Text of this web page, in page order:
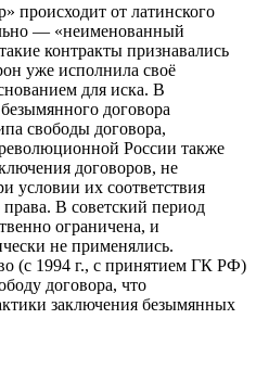
происходит от латинского
— «неименованный
контракты признавались
уже исполнила своё
для иска. В
договора
свободы договора,
России также
договоров, не
условии их соответствия
В советский период
ограничена, и
не применялись.
(с 1994 г., с принятием ГК РФ)
договора, что
заключения безымянных